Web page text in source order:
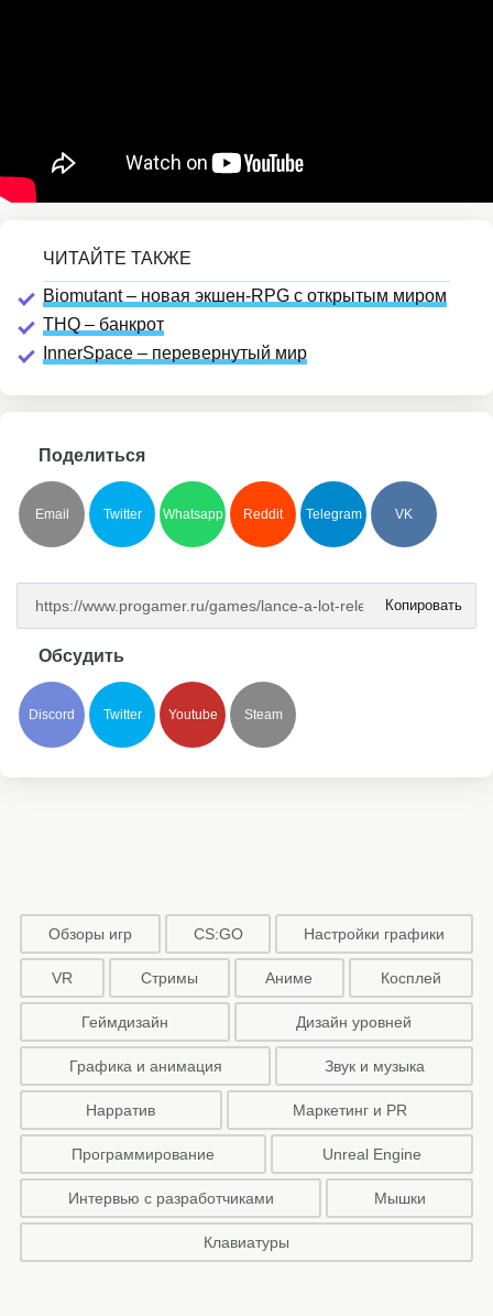
Biomutant – новая экшен-RPG с открытым миром
THQ – банкрот
InnerSpace – перевернутый мир
Поделиться
Email Twitter Whatsapp Reddit Telegram VK
Копировать
Обсудить
Discord Twitter Youtube Steam
Обзоры игр CS:GO Настройки графики
VR Стримы Аниме Косплей
Геймдизайн Дизайн уровней
Графика и анимация Звук и музыка
Нарратив Маркетинг и PR
Программирование Unreal Engine
Интервью с разработчиками Мышки
Клавиатуры